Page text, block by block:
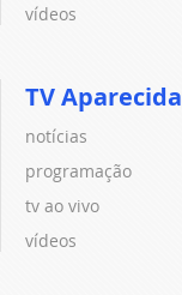
vídeos
TV Aparecida
notícias
programação
tv ao vivo
vídeos